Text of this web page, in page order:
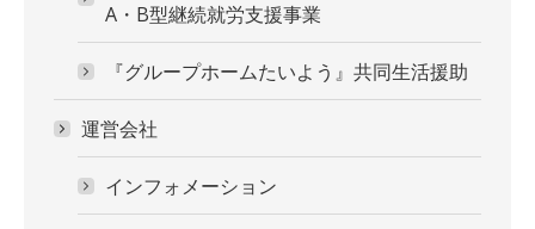
A・B型継続就労支援事業
『グループホームたいよう』共同生活援助
運営会社
インフォメーション